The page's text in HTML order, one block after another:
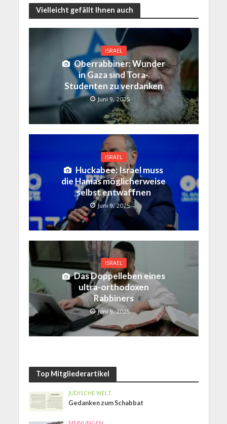
Vielleicht gefällt Ihnen auch
ISRAEL
Oberrabbiner: Wunder
in Gaza sind Tora-
Studenten zu verdanken
Juni 9, 2025
ISRAEL
Huckabee: Israel muss
die Hamas möglicherweise
selbst entwaffnen
Juni 9, 2025
ISRAEL
Das Doppelleben eines
ultra-orthodoxen
Rabbiners
Juni 9, 2025
Top Mitgliederartikel
JÜDISCHE WELT
Gedanken zum Schabbat